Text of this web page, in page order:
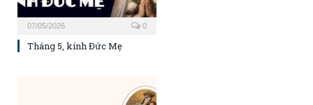
07/05/2026 0
Tháng 5, kính Đức Mẹ